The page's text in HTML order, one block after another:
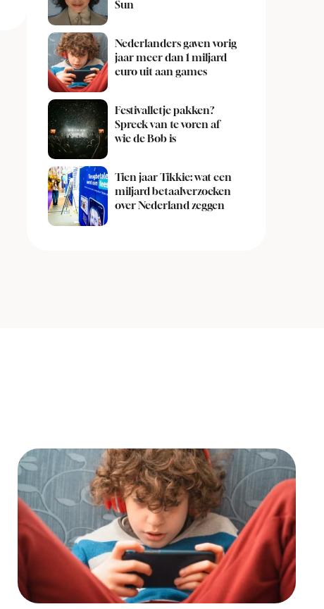
Sun
Nederlanders gaven vorig
jaar meer dan 1 miljard
euro uit aan games
Festivalletje pakken?
Spreek van te voren af
wie de Bob is
Tien jaar Tikkie: wat een
miljard betaalverzoeken
over Nederland zeggen